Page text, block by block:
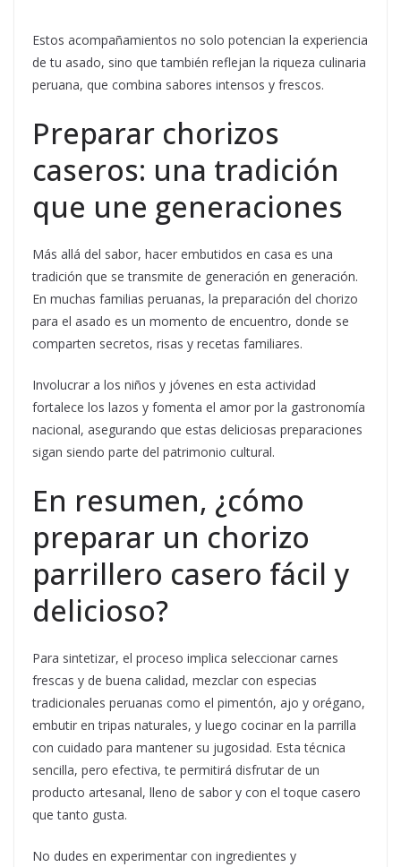
Estos acompañamientos no solo potencian la experiencia
de tu asado, sino que también reflejan la riqueza culinaria
peruana, que combina sabores intensos y frescos.
Preparar chorizos
caseros: una tradición
que une generaciones
Más allá del sabor, hacer embutidos en casa es una
tradición que se transmite de generación en generación.
En muchas familias peruanas, la preparación del chorizo
para el asado es un momento de encuentro, donde se
comparten secretos, risas y recetas familiares.
Involucrar a los niños y jóvenes en esta actividad
fortalece los lazos y fomenta el amor por la gastronomía
nacional, asegurando que estas deliciosas preparaciones
sigan siendo parte del patrimonio cultural.
En resumen, ¿cómo
preparar un chorizo
parrillero casero fácil y
delicioso?
Para sintetizar, el proceso implica seleccionar carnes
frescas y de buena calidad, mezclar con especias
tradicionales peruanas como el pimentón, ajo y orégano,
embutir en tripas naturales, y luego cocinar en la parrilla
con cuidado para mantener su jugosidad. Esta técnica
sencilla, pero efectiva, te permitirá disfrutar de un
producto artesanal, lleno de sabor y con el toque casero
que tanto gusta.
No dudes en experimentar con ingredientes y